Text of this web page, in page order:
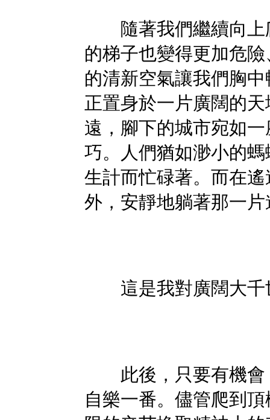
隨著我們繼續向上
的梯子也變得更加危
的清新空氣讓我們胸
正置身於一片廣闊的
遠，腳下的城市宛如
巧。人們猶如渺小的
生計而忙碌著。而在
外，安靜地躺著那一
這是我對廣闊大千
此後，只要有機會
自樂一番。儘管爬到